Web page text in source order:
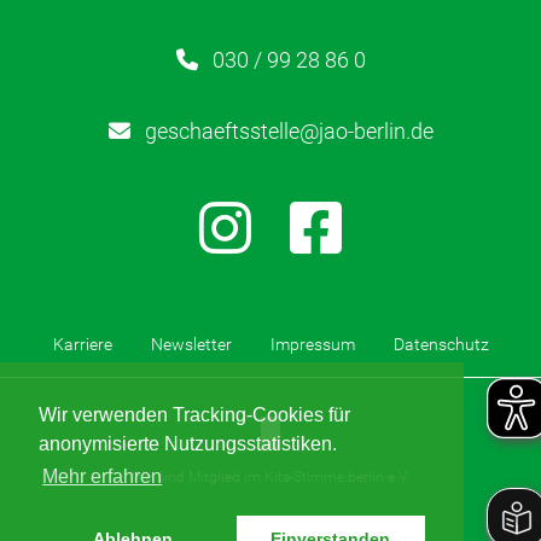
Wir verwenden Tracking-Cookies für
anonymisierte Nutzungsstatistiken.
Mehr erfahren
Newsletter
Netzwerk
030 / 99 28 86 0
geschaeftsstelle@jao-berlin.de
Karriere Newsletter Impressum Datenschutz
Wir sind Mitglied im Kita-Stimme.berlin e.V.